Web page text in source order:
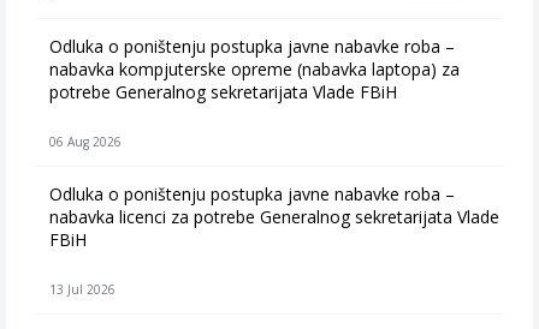
Odluka o poništenju postupka javne nabavke roba –
nabavka kompjuterske opreme (nabavka laptopa) za
potrebe Generalnog sekretarijata Vlade FBiH
06 Aug 2026
Odluka o poništenju postupka javne nabavke roba –
nabavka licenci za potrebe Generalnog sekretarijata Vlade
FBiH
13 Jul 2026